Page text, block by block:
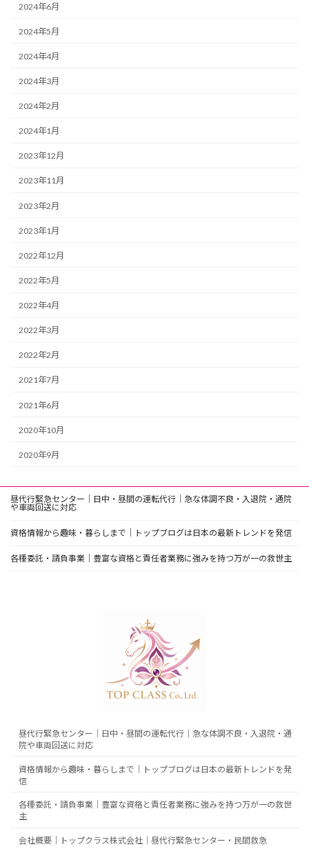
2024年6月
2024年5月
2024年4月
2024年3月
2024年2月
2024年1月
2023年12月
2023年11月
2023年2月
2023年1月
2022年12月
2022年5月
2022年4月
2022年3月
2022年2月
2021年7月
2021年6月
2020年10月
2020年9月
昼代行緊急センター｜日中・昼間の運転代行｜急な体調不良・入退院・通院
や車両回送に対応
資格情報から趣味・暮らしまで｜トップブログは日本の最新トレンドを発信
各種委託・請負事業｜豊富な資格と責任者業務に強みを持つ万が一の救世主
昼代行緊急センター｜日中・昼間の運転代行｜急な体調不良・入退院・通
院や車両回送に対応
資格情報から趣味・暮らしまで｜トップブログは日本の最新トレンドを発
信
各種委託・請負事業｜豊富な資格と責任者業務に強みを持つ万が一の救世
主
会社概要｜トップクラス株式会社｜昼代行緊急センター・民間救急